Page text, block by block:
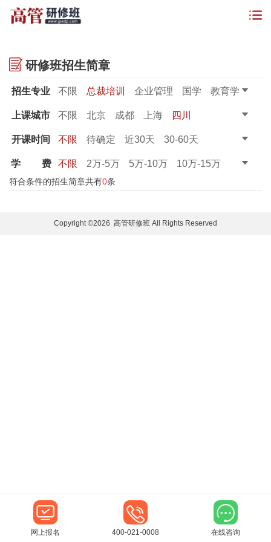
研修班招生简章
招生专业 不限 总裁培训 企业管理 国学
教育学
金融管理
董秘课程 财务课程
上课城市 不限 北京 成都 上海 四川
开课时间 不限 待确定 近30天
30-60天
60-90天
学 费 不限 2万-5万 5万-10万
10万-15万
15万-20万
20万以上
符合条件的招生简章共有0条
Copyright ©2026 高管研修班 All Rights Reserved
网上报名 400-021-0008 在线咨询